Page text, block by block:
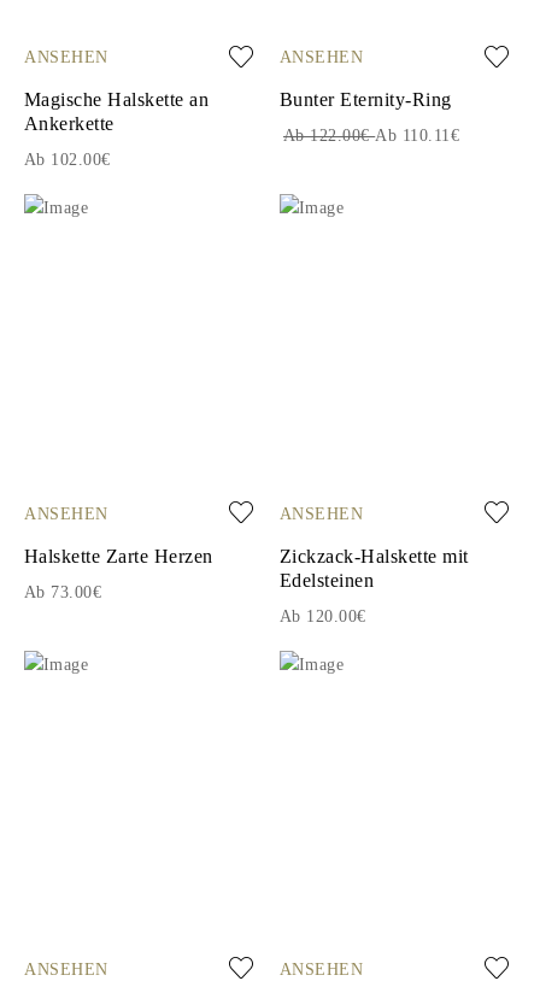
ANSEHEN
Magische Halskette an
Ankerkette
Ab 102.00€
ANSEHEN
Bunter Eternity-Ring
Ab 122.00€Ab 110.11€
ANSEHEN
Halskette Zarte Herzen
Ab 73.00€
ANSEHEN
Zickzack-Halskette mit
Edelsteinen
Ab 120.00€
ANSEHEN ANSEHEN